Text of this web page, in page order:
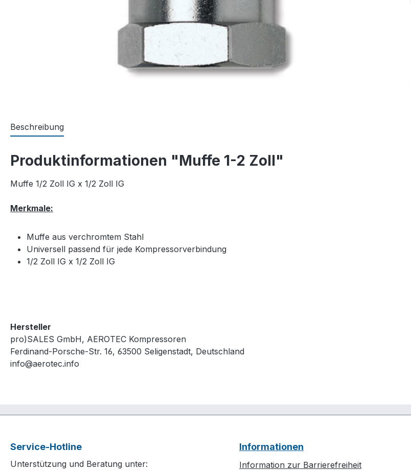
Beschreibung
Produktinformationen "Muffe 1-2 Zoll"
Muffe 1/2 Zoll IG x 1/2 Zoll IG
Merkmale:
Muffe aus verchromtem Stahl
Universell passend für jede Kompressorverbindung
1/2 Zoll IG x 1/2 Zoll IG
Hersteller
pro)SALES GmbH, AEROTEC Kompressoren
Ferdinand-Porsche-Str. 16, 63500 Seligenstadt, Deutschland
info@aerotec.info
Service-Hotline
Unterstützung und Beratung unter:
Informationen
Information zur Barrierefreiheit